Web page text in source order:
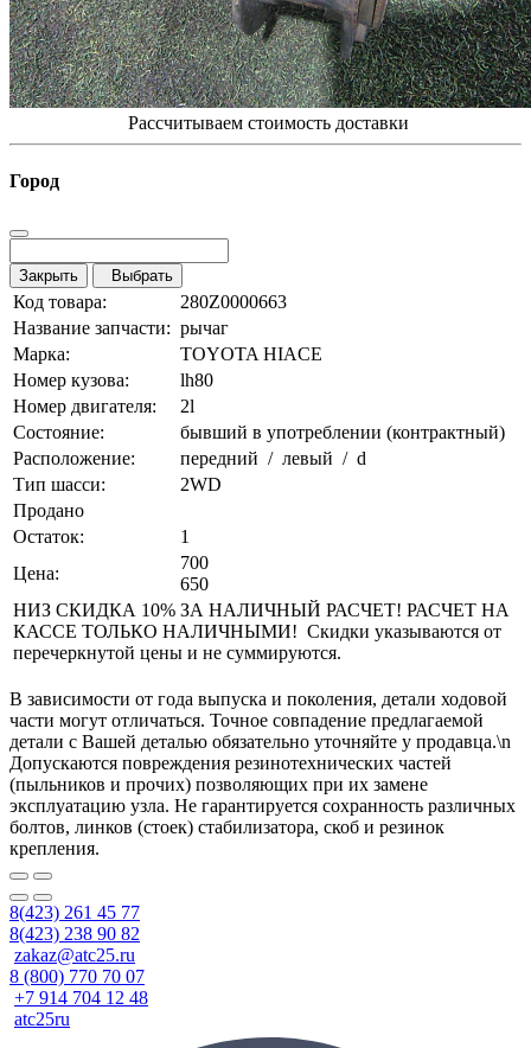
Рассчитываем стоимость доставки
Город
Закрыть Выбрать
Код товара:
280Z0000663
Название запчасти: рычаг
Марка:
TOYOTA HIACE
Номер кузова:
lh80
Номер двигателя:
2l
Состояние:
бывший в употреблении (контрактный)
Расположение:
передний / левый / d
Тип шасси:
2WD
Продано
Остаток:
1
Цена:
700
650
НИЗ СКИДКА 10% ЗА НАЛИЧНЫЙ РАСЧЕТ! РАСЧЕТ НА
КАССЕ ТОЛЬКО НАЛИЧНЫМИ! Скидки указываются от
перечеркнутой цены и не суммируются.
В зависимости от года выпуска и поколения, детали ходовой
части могут отличаться. Точное совпадение предлагаемой
детали с Вашей деталью обязательно уточняйте у продавца.\n
Допускаются повреждения резинотехнических частей
(пыльников и прочих) позволяющих при их замене
эксплуатацию узла. Не гарантируется сохранность различных
болтов, линков (стоек) стабилизатора, скоб и резинок
крепления.
8(423) 261 45 77
8(423) 238 90 82
zakaz@atc25.ru
8 (800) 770 70 07
+7 914 704 12 48
atc25ru